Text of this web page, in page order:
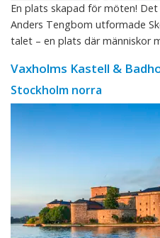
En plats skapad för möten!
Anders Tengbom utformade
talet – en plats där människor
Vaxholms Kastell &
Stockholm norra